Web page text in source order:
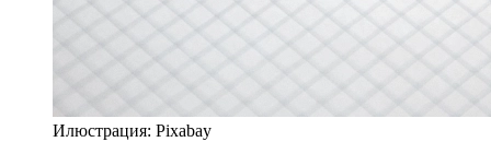
Илюстрация: Pixabay